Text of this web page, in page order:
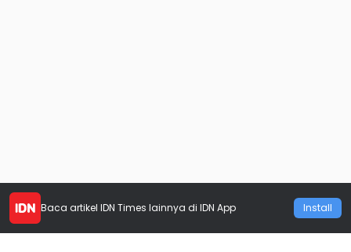
Baca artikel IDN Times lainnya di IDN App Install